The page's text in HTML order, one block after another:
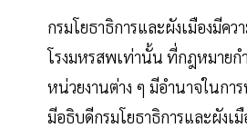
กรมโยธาธิการและผังเมืองมีค
โรงมหรสพเท่านั้น ที่กฎหมาย
หน่วยงานต่าง ๆ มีอำนาจในก
มีอธิบดีกรมโยธาธิการและผังเ